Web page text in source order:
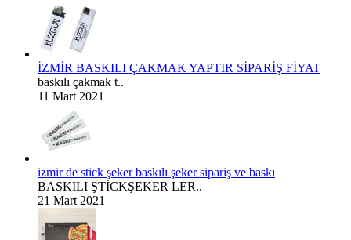
İZMİR BASKILI ÇAKMAK YAPTIR SİPARİŞ FİYAT
baskılı çakmak t..
11 Mart 2021
izmir de stick şeker baskılı şeker sipariş ve baskı
BASKILI ŞTİCKŞEKER LER..
21 Mart 2021